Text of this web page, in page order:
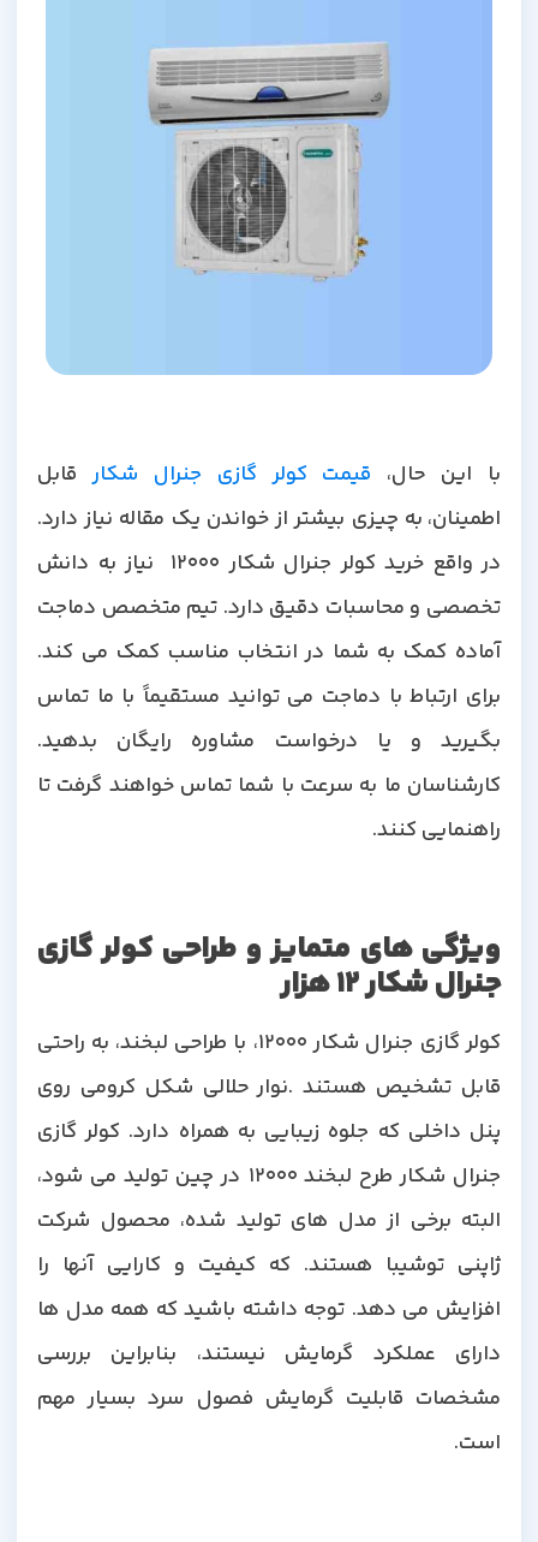
با این حال،قیمت کولر گازی جنرال شکارقابل
اطمینان، به چیزی بیشتر از خواندن یک مقاله نیاز دارد.
در واقع خرید کولر جنرال شکار 12000 نیاز به دانش
تخصصی و محاسبات دقیق دارد. تیم متخصص دماجت
آماده کمک به شما در انتخاب مناسب کمک می کند.
برای ارتباط با دماجت می توانید مستقیماً با ما تماس
بگیرید و یا درخواست مشاوره رایگان بدهید.
کارشناسان ما به سرعت با شما تماس خواهند گرفت تا
راهنمایی کنند.
ویژگی های متمایز و طراحی کولر گازی
جنرال شکار 12 هزار
کولر گازی جنرال شکار 12000، با طراحی لبخند، به راحتی
قابل تشخیص هستند .نوار حلالی شکل کرومی روی
پنل داخلی که جلوه زیبایی به همراه دارد. کولر گازی
جنرال شکار طرح لبخند 12000 در چین تولید می شود،
البته برخی از مدل های تولید شده، محصول شرکت
ژاپنی توشیبا هستند. که کیفیت و کارایی آنها را
افزایش می دهد. توجه داشته باشید که همه مدل ها
دارای عملکرد گرمایش نیستند، بنابراین بررسی
مشخصات قابلیت گرمایش فصول سرد بسیار مهم
است.